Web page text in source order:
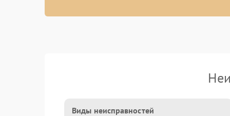
Виды неисправностей